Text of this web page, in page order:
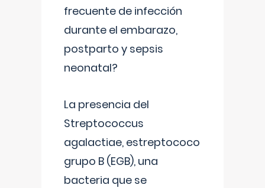
frecuente de infección
durante el embarazo,
postparto y sepsis
neonatal?
La presencia del
Streptococcus
agalactiae, estreptococo
grupo B (EGB), una
bacteria que se